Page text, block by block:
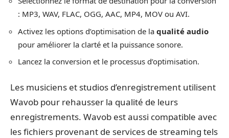
: MP3, WAV, FLAC, OGG, AAC, MP4, MOV ou AVI.
Activez les options d’optimisation de la qualité audio
pour améliorer la clarté et la puissance sonore.
Lancez la conversion et le processus d’optimisation.
Les musiciens et studios d’enregistrement utilisent
Wavob pour rehausser la qualité de leurs
enregistrements. Wavob est aussi compatible avec
les fichiers provenant de services de streaming tels